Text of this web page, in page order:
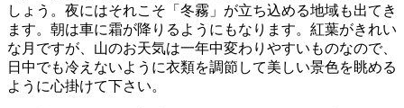
しょう。夜にはそれこそ「冬霧」が立ち込める地域も出てき
ます。朝は車に霜が降りるようにもなります。紅葉がきれい
な月ですが、山のお天気は一年中変わりやすいものなので、
日中でも冷えないように衣類を調節して美しい景色を眺める
ように心掛けて下さい。